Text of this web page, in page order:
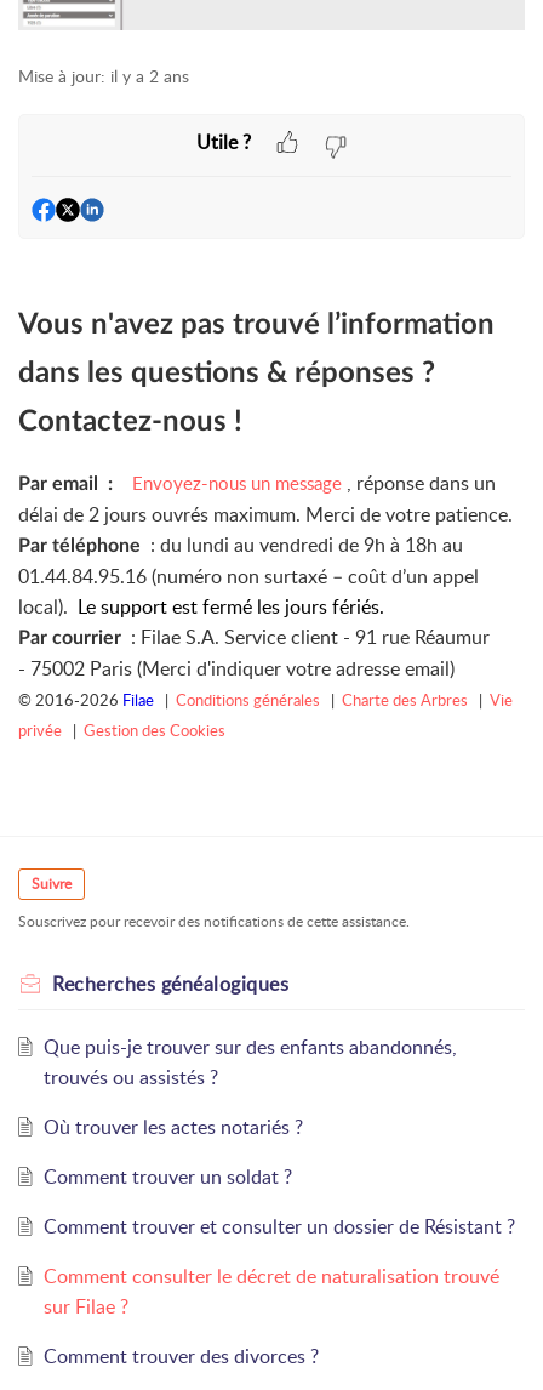
Mise à jour: il y a 2 ans
Utile ?
Vous n'avez pas trouvé l’information
dans les questions & réponses ?
Contactez-nous !
Par email : Envoyez-nous un message , réponse dans un
délai de 2 jours ouvrés maximum. Merci de votre patience.
Par téléphone : du lundi au vendredi de 9h à 18h au
01.44.84.95.16 (numéro non surtaxé – coût d’un appel
local). Le support est fermé les jours fériés.
Par courrier : Filae S.A. Service client - 91 rue Réaumur
- 75002 Paris (Merci d'indiquer votre adresse email)
© 2016-2026 Filae | Conditions générales | Charte des Arbres | Vie
privée | Gestion des Cookies
Suivre
Souscrivez pour recevoir des notifications de cette assistance.
Recherches généalogiques
Que puis-je trouver sur des enfants abandonnés,
trouvés ou assistés ?
Où trouver les actes notariés ?
Comment trouver un soldat ?
Comment trouver et consulter un dossier de Résistant ?
Comment consulter le décret de naturalisation trouvé
sur Filae ?
Comment trouver des divorces ?